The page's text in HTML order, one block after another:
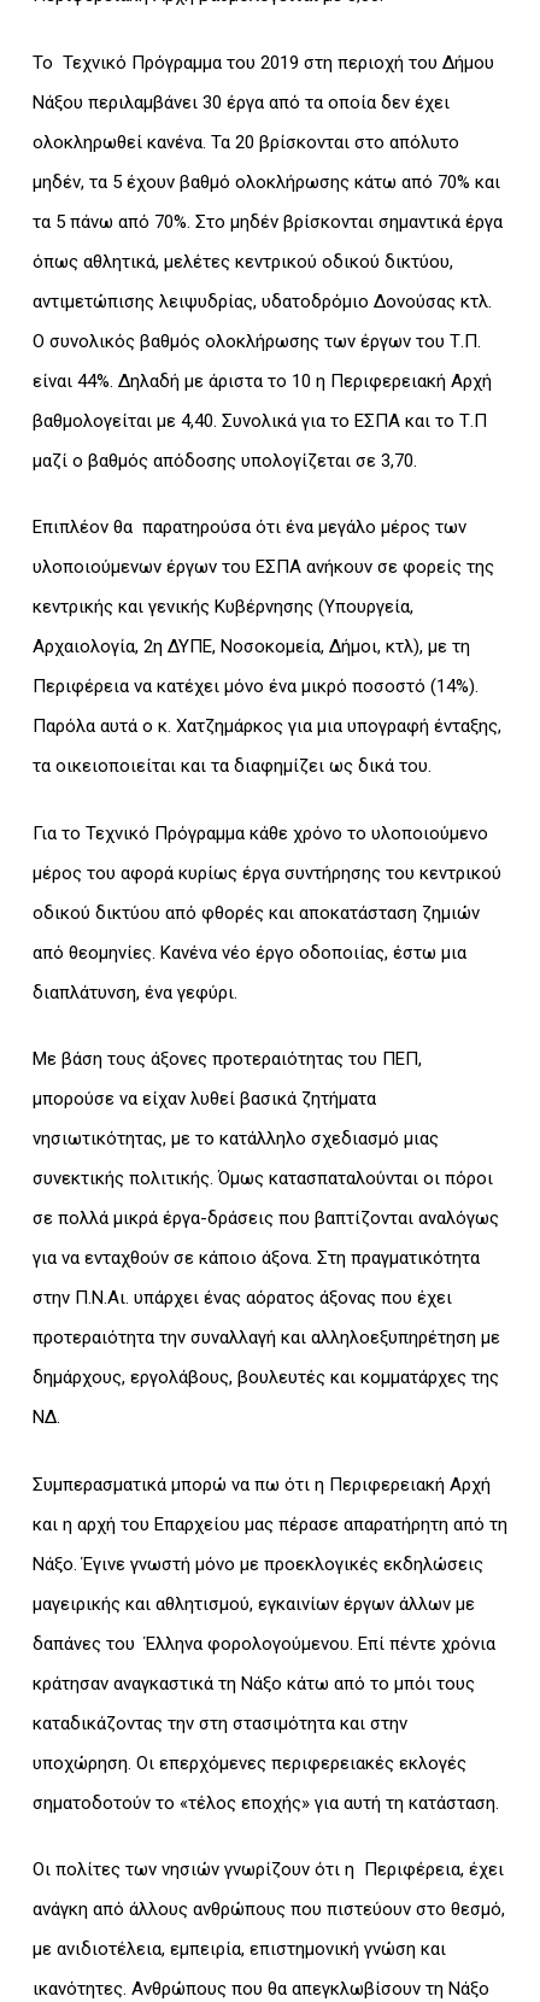
Το Τεχνικό Πρόγραμμα του 2019 στη περιοχή του Δήμου
Νάξου περιλαμβάνει 30 έργα από τα οποία δεν έχει
ολοκληρωθεί κανένα. Τα 20 βρίσκονται στο απόλυτο
μηδέν, τα 5 έχουν βαθμό ολοκλήρωσης κάτω από 70% και
τα 5 πάνω από 70%. Στο μηδέν βρίσκονται σημαντικά έργα
όπως αθλητικά, μελέτες κεντρικού οδικού δικτύου,
αντιμετώπισης λειψυδρίας, υδατοδρόμιο Δονούσας κτλ.
Ο συνολικός βαθμός ολοκλήρωσης των έργων του Τ.Π.
είναι 44%. Δηλαδή με άριστα το 10 η Περιφερειακή Αρχή
βαθμολογείται με 4,40. Συνολικά για το ΕΣΠΑ και το Τ.Π
μαζί ο βαθμός απόδοσης υπολογίζεται σε 3,70.
Επιπλέον θα παρατηρούσα ότι ένα μεγάλο μέρος των
υλοποιούμενων έργων του ΕΣΠΑ ανήκουν σε φορείς της
κεντρικής και γενικής Κυβέρνησης (Υπουργεία,
Αρχαιολογία, 2η ΔΥΠΕ, Νοσοκομεία, Δήμοι, κτλ), με τη
Περιφέρεια να κατέχει μόνο ένα μικρό ποσοστό (14%).
Παρόλα αυτά ο κ. Χατζημάρκος για μια υπογραφή ένταξης,
τα οικειοποιείται και τα διαφημίζει ως δικά του.
Για το Τεχνικό Πρόγραμμα κάθε χρόνο το υλοποιούμενο
μέρος του αφορά κυρίως έργα συντήρησης του κεντρικού
οδικού δικτύου από φθορές και αποκατάσταση ζημιών
από θεομηνίες. Κανένα νέο έργο οδοποιίας, έστω μια
διαπλάτυνση, ένα γεφύρι.
Με βάση τους άξονες προτεραιότητας του ΠΕΠ,
μπορούσε να είχαν λυθεί βασικά ζητήματα
νησιωτικότητας, με το κατάλληλο σχεδιασμό μιας
συνεκτικής πολιτικής. Όμως κατασπαταλούνται οι πόροι
σε πολλά μικρά έργα-δράσεις που βαπτίζονται αναλόγως
για να ενταχθούν σε κάποιο άξονα. Στη πραγματικότητα
στην Π.Ν.Αι. υπάρχει ένας αόρατος άξονας που έχει
προτεραιότητα την συναλλαγή και αλληλοεξυπηρέτηση με
δημάρχους, εργολάβους, βουλευτές και κομματάρχες της
ΝΔ.
Συμπερασματικά μπορώ να πω ότι η Περιφερειακή Αρχή
και η αρχή του Επαρχείου μας πέρασε απαρατήρητη από τη
Νάξο. Έγινε γνωστή μόνο με προεκλογικές εκδηλώσεις
μαγειρικής και αθλητισμού, εγκαινίων έργων άλλων με
δαπάνες του Έλληνα φορολογούμενου. Επί πέντε χρόνια
κράτησαν αναγκαστικά τη Νάξο κάτω από το μπόι τους
καταδικάζοντας την στη στασιμότητα και στην
υποχώρηση. Οι επερχόμενες περιφερειακές εκλογές
σηματοδοτούν το «τέλος εποχής» για αυτή τη κατάσταση.
Οι πολίτες των νησιών γνωρίζουν ότι η Περιφέρεια, έχει
ανάγκη από άλλους ανθρώπους που πιστεύουν στο θεσμό,
με ανιδιοτέλεια, εμπειρία, επιστημονική γνώση και
ικανότητες. Ανθρώπους που θα απεγκλωβίσουν τη Νάξο